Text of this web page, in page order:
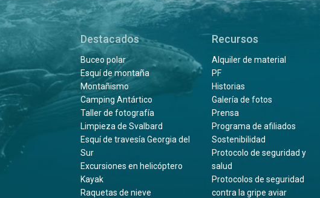
Destacados
Buceo polar
Esquí de montaña
Montañismo
Camping Antártico
Taller de fotografía
Limpieza de Svalbard
Esquí de travesía Georgia del
Sur
Excursiones en helicóptero
Kayak
Raquetas de nieve
Recursos
Alquiler de material
PF
Historias
Galería de fotos
Prensa
Programa de afiliados
Sostenibilidad
Protocolo de seguridad y
salud
Protocolos de seguridad
contra la gripe aviar